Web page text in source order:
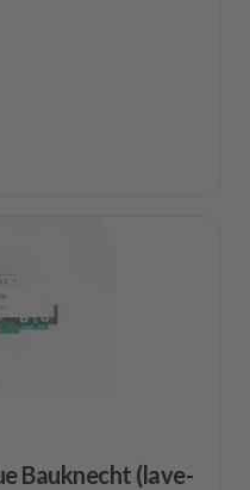
Bauknecht (lave-